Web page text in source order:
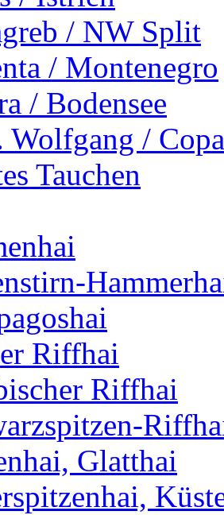
/ NW Split
/ Montenegro
/ Bodensee
Wolfgang /
Tauchen
Riffhai
Riffhai
Glatthai